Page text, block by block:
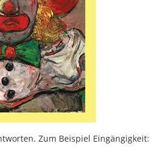
Zum Beispiel Eingängigkeit: